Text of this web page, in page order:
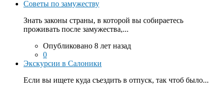
Советы по замужеству
Знать законы страны, в которой вы собираетесь
проживать после замужества,...
Опубликовано 8 лет назад
0
Экскурсии в Салоники
Если вы ищете куда съездить в отпуск, так чтоб было...